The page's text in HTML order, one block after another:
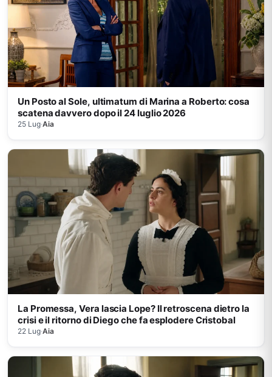
Un Posto al Sole, ultimatum di Marina a Roberto: cosa
scatena davvero dopo il 24 luglio 2026
25 Lug·Aia
La Promessa, Vera lascia Lope? Il retroscena dietro la
crisi e il ritorno di Diego che fa esplodere Cristobal
22 Lug·Aia